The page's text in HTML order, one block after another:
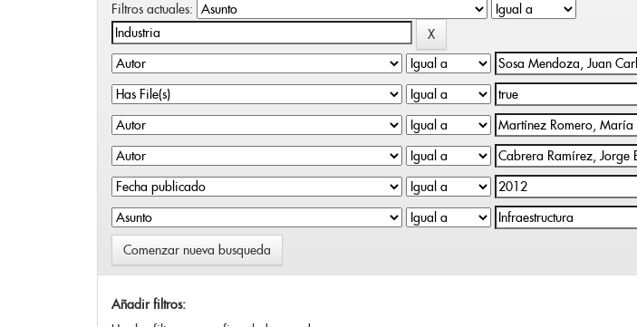
Filtros actuales:
Comenzar nueva busqueda
Añadir filtros: